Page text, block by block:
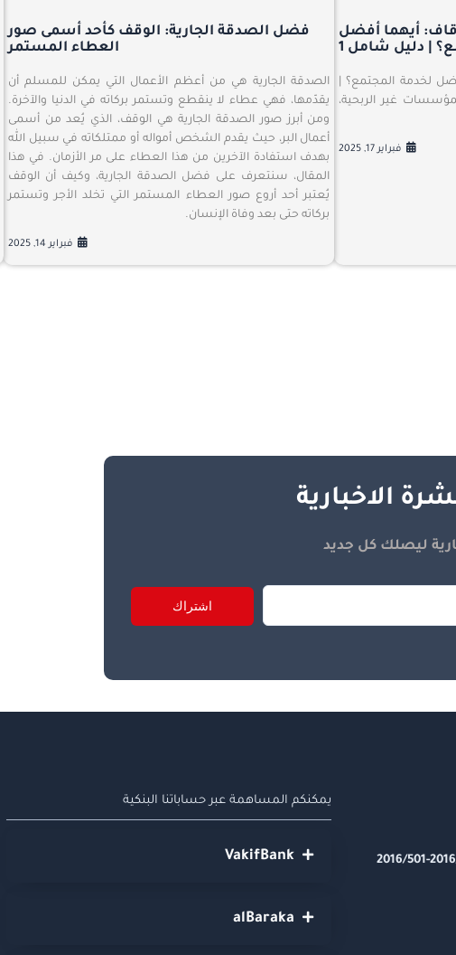
أيهما أفضل
| دليل شامل 1
لخدمة المجتمع؟ |
غير الربحية،
فبراير 17, 2025
فضل الصدقة الجارية: الوقف كأحد أسمى صور
العطاء المستمر
الصدقة الجارية هي من أعظم الأعمال التي يمكن للمسلم أن
يقدّمها، فهي عطاء لا ينقطع وتستمر بركاته في الدنيا والآخرة.
ومن أبرز صور الصدقة الجارية هي الوقف، الذي يُعد من أسمى
أعمال البر، حيث يقدم الشخص أمواله أو ممتلكاته في سبيل الله
بهدف استفادة الآخرين من هذا العطاء على مر الأزمان. في هذا
المقال، سنتعرف على فضل الصدقة الجارية، وكيف أن الوقف
يُعتبر أحد أروع صور العطاء المستمر التي تخلد الأجر وتستمر
بركاته حتى بعد وفاة الإنسان.
فبراير 14, 2025
الاخبارية
ليصلك كل جديد
اشتراك
2016/
يمكنكم المساهمة عبر حساباتنا البنكية
VakifBank
alBaraka